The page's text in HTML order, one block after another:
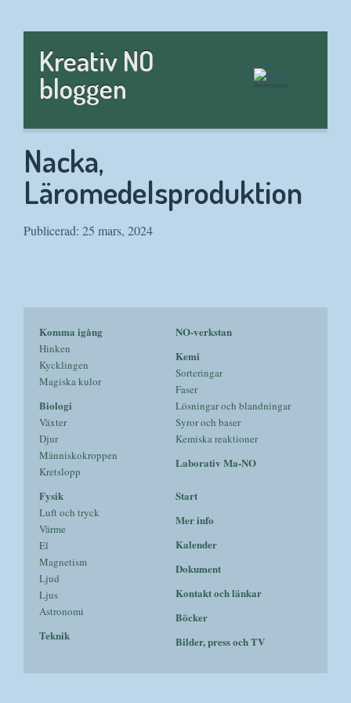
Kreativ NO
bloggen
Nacka,
Läromedelsproduktion
Publicerad: 25 mars, 2024
Komma igång
Hinken
Kycklingen
Magiska kulor
Biologi
Växter
Djur
Människokroppen
Kretslopp
NO-verkstan
Kemi
Sorteringar
Faser
Lösningar och blandningar
Syror och baser
Kemiska reaktioner
Laborativ Ma-NO
Fysik
Luft och tryck
Värme
El
Magnetism
Ljud
Ljus
Astronomi
Teknik
Start
Mer info
Kalender
Dokument
Kontakt och länkar
Böcker
Bilder, press och TV